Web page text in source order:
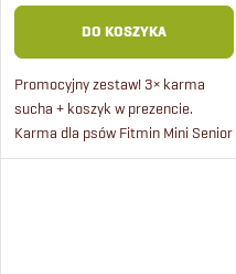
DO KOSZYKA
Promocyjny zestaw! 3× karma
sucha + koszyk w prezencie.
Karma dla psów Fitmin Mini Senior
super premium powstaje na bazie